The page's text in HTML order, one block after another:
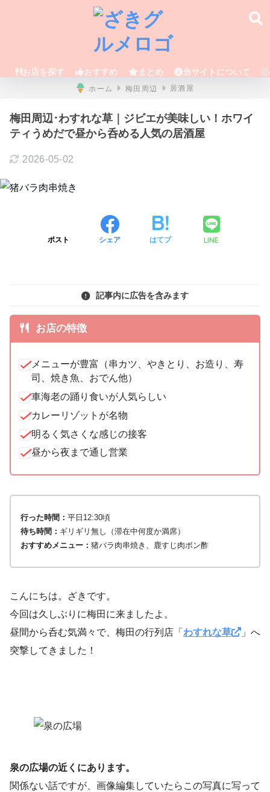
お店を探す おすすめ まとめ 当サイトについて
ホーム 梅田周辺 居酒屋
梅田周辺･わすれな草｜ジビエが美味しい！ホワイ
ティうめだで昼から呑める人気の居酒屋
2026-05-02
ポスト シェア はてブ LINE
記事内に広告を含みます
お店の特徴
メニューが豊富（串カツ、やきとり、お造り、寿
司、焼き魚、おでん他）
車海老の踊り食いが人気らしい
カレーリゾットが名物
明るく気さくな感じの接客
昼から夜まで通し営業
行った時間： 平日12:30頃
待ち時間： ギリギリ無し（滞在中何度か満席）
おすすめメニュー： 猪バラ肉串焼き、鹿すじ肉ポン酢
こんにちは。ざきです。
今回は久しぶりに梅田に来ましたよ。
昼間から呑む気満々で、梅田の行列店「 わすれな草
」へ
突撃してきました！
泉の広場の近くにあります。
関係ない話ですが、画像編集していたらこの写真に写って